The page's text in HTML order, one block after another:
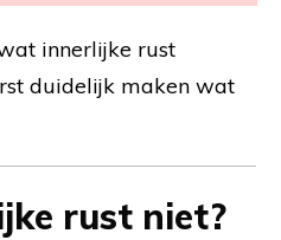
innerlijke rust
duidelijk maken wat
rust niet?